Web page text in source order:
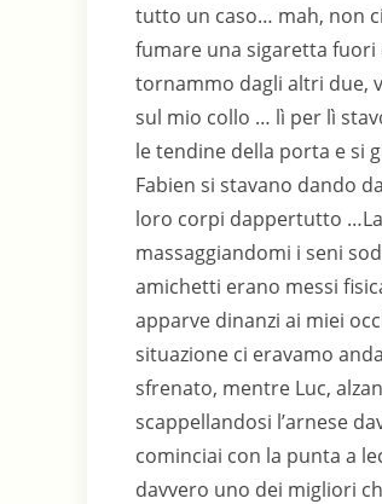
tutto un caso… mah, non
fumare una sigaretta fuori
tornammo dagli altri due,
sul mio collo … lì per lì
le tendine della porta e si
Fabien si stavano dando
loro corpi dappertutto
massaggiandomi i seni
amichetti erano messi
apparve dinanzi ai miei
situazione ci eravamo
sfrenato, mentre Luc,
scappellandosi l’arnese
cominciai con la punta a
davvero uno dei migliori